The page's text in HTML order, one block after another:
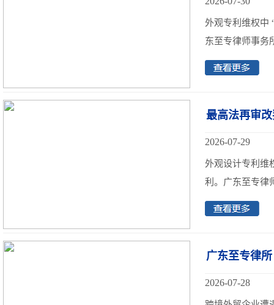
外观专利维权中
东至专律师事务
最高法再审
2026-07-29
外观设计专利维
利。广东至专律
广东至专律
2026-07-28